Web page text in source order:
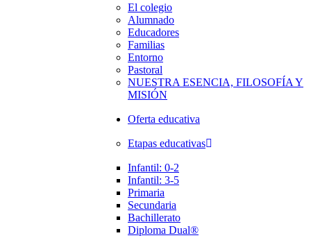
El colegio
Alumnado
Educadores
Familias
Entorno
Pastoral
NUESTRA ESENCIA, FILOSOFÍA Y
MISIÓN
Oferta educativa
Etapas educativas
Infantil: 0-2
Infantil: 3-5
Primaria
Secundaria
Bachillerato
Diploma Dual®